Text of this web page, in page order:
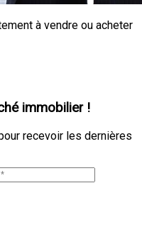
à vendre ou acheter
immobilier !
recevoir les dernières